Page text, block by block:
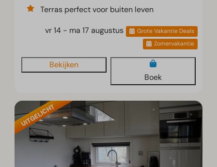
Terras perfect voor buiten leven
vr 14 - ma 17 augustus
Grote Vakantie Deals
Zomervakantie
Bekijken
Boek
UITGELICHT